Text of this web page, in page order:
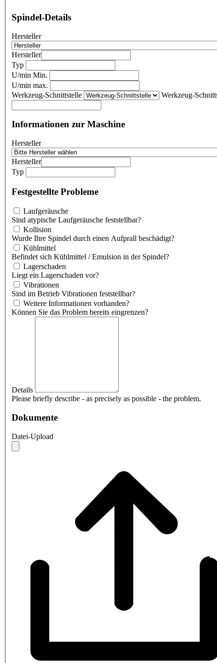
Spindel-Details
Hersteller
Hersteller
Typ
U/min Min.
U/min max.
Werkzeug-Schnittstelle
Werkzeug-
Informationen zur Maschine
Hersteller
Hersteller
Typ
Festgestellte Probleme
Laufgeräusche
Sind atypische Laufgeräusche feststellbar?
Kollision
Wurde Ihre Spindel durch einen Aufprall beschädigt?
Kühlmittel
Befindet sich Kühlmittel / Emulsion in der Spindel?
Lagerschaden
Liegt ein Lagerschaden vor?
Vibrationen
Sind im Betrieb Vibrationen feststellbar?
Weitere Informationen vorhanden?
Können Sie das Problem bereits eingrenzen?
Details
Please briefly describe - as precisely as possible - the problem.
Dokumente
Datei-Upload